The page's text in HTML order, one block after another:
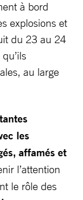
à bord
explosions et
du 23 au 24
au large
les
affamés et
l’attention
le rôle des